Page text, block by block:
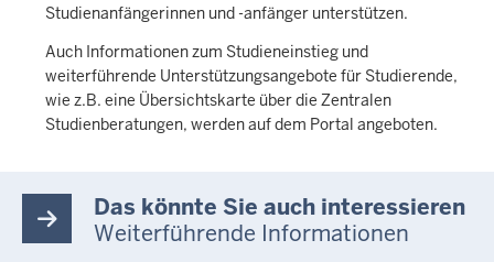
Studienanfängerinnen und -anfänger unterstützen.
Auch Informationen zum Studieneinstieg und
weiterführende Unterstützungsangebote für Studierende,
wie z.B. eine Übersichtskarte über die Zentralen
Studienberatungen, werden auf dem Portal angeboten.
Das könnte Sie auch interessieren
Weiterführende Informationen